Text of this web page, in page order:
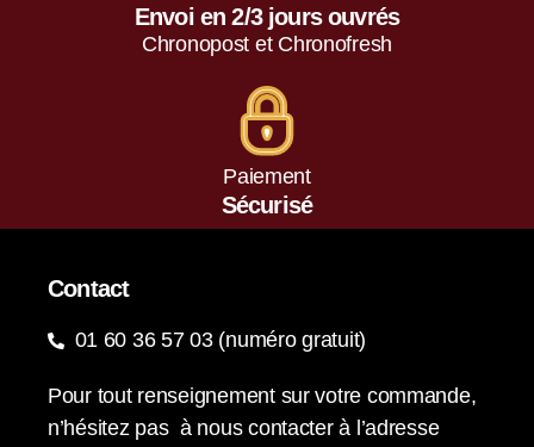
Envoi en 2/3 jours ouvrés
Chronopost et Chronofresh
Paiement
Sécurisé
Contact
01 60 36 57 03 (numéro gratuit)
Pour tout renseignement sur votre commande,
n’hésitez pas à nous contacter à l’adresse